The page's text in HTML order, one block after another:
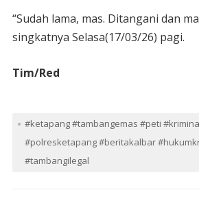
“Sudah lama, mas. Ditangani dan
singkatnya Selasa(17/03/26) pagi.
Tim/Red
#ketapang #tambangemas #peti
#polresketapang #beritakalbar
#tambangilegal